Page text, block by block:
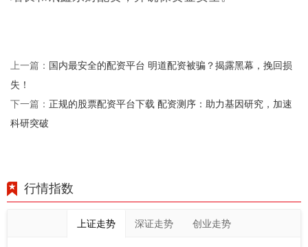
上一篇： 国内最安全的配资平台 明道配资被骗？揭露黑幕，挽回损
失！
下一篇： 正规的股票配资平台下载 配资测序：助力基因研究，加速
科研突破
行情指数
上证走势 深证走势 创业走势